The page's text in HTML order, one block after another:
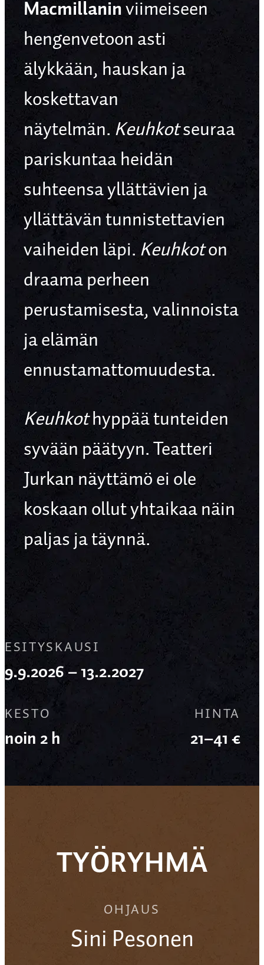
Macmillaninviimeiseen
hengenvetoon asti
älykkään, hauskan ja
koskettavan
näytelmän. Keuhkotseuraa
pariskuntaa heidän
suhteensa yllättävien ja
yllättävän tunnistettavien
vaiheiden läpi. Keuhkoton
draama perheen
perustamisesta, valinnoista
ja elämän
ennustamattomuudesta.
Keuhkothyppää tunteiden
syvään päätyyn. Teatteri
Jurkan näyttämö ei ole
koskaan ollut yhtaikaa näin
paljas ja täynnä.
ESITYSKAUSI
9.9.2026 – 13.2.2027
KESTO
noin 2 h
HINTA
21–41 €
TYÖRYHMÄ
OHJAUS
Sini Pesonen